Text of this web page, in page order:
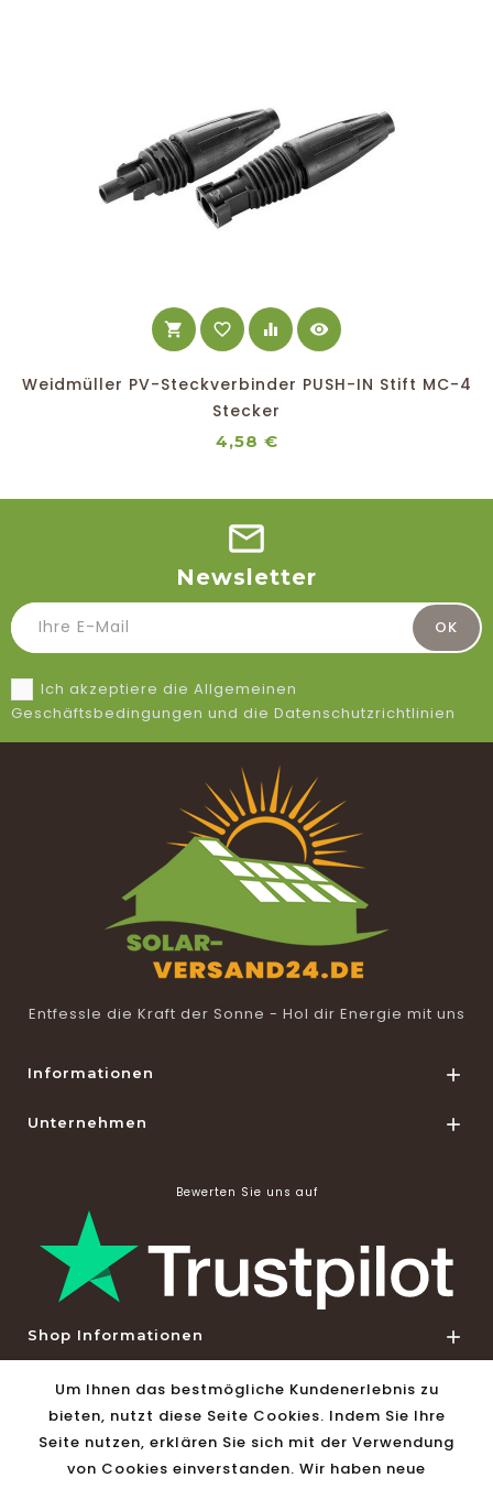
shopping_cart favorite_border equalizer visibility
Weidmüller PV-Steckverbinder PUSH-IN Stift MC-4
Stecker
4,58 €Preis
Newsletter
Ich akzeptiere die Allgemeinen
Geschäftsbedingungen und die Datenschutzrichtlinien
Entfessle die Kraft der Sonne - Hol dir Energie mit uns
Informationen 
Unternehmen 
Bewerten Sie uns auf
Shop Informationen 
© 2026 - Solar-Versand24 by Vivago GmbH
Um Ihnen das bestmögliche Kundenerlebnis zu
bieten, nutzt diese Seite Cookies. Indem Sie Ihre
Seite nutzen, erklären Sie sich mit der Verwendung
von Cookies einverstanden. Wir haben neue